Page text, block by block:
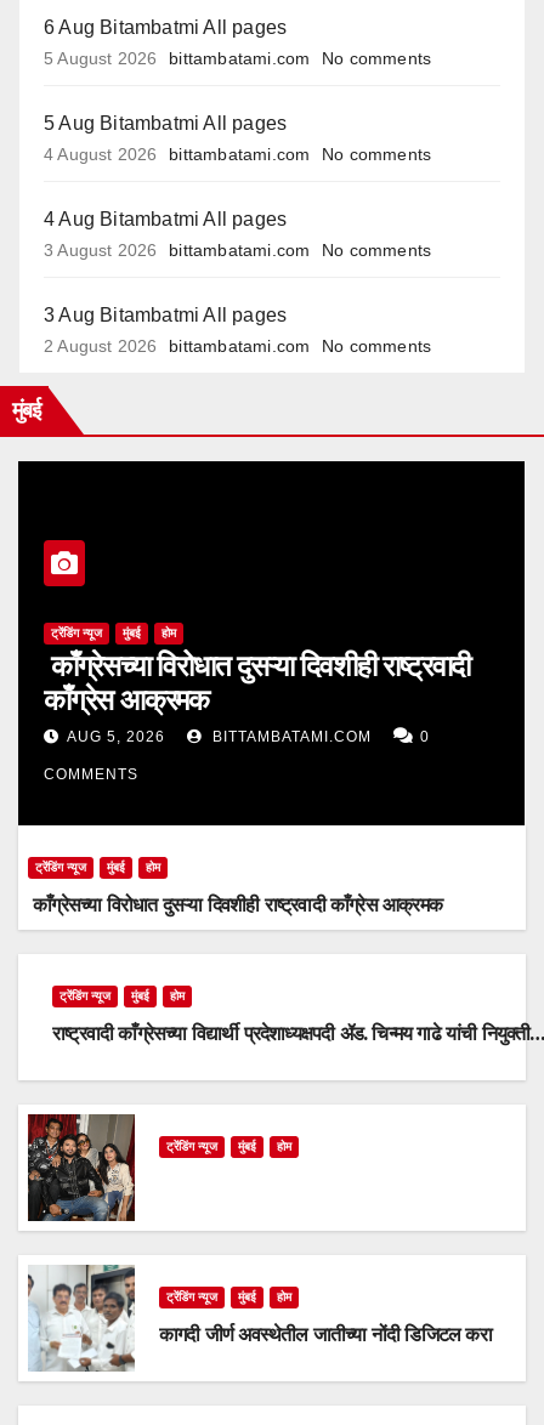
6 Aug Bitambatmi All pages
5 August 2026 bittambatami.com No comments
5 Aug Bitambatmi All pages
4 August 2026 bittambatami.com No comments
4 Aug Bitambatmi All pages
3 August 2026 bittambatami.com No comments
3 Aug Bitambatmi All pages
2 August 2026 bittambatami.com No comments
मुंबई
ट्रेंडिंग न्यूज मुंबई होम
काँग्रेसच्या विरोधात दुसऱ्या दिवशीही राष्ट्रवादी
काँग्रेस आक्रमक
AUG 5, 2026 BITTAMBATAMI.COM 0
COMMENTS
ट्रेंडिंग न्यूज मुंबई होम
काँग्रेसच्या विरोधात दुसऱ्या दिवशीही राष्ट्रवादी काँग्रेस आक्रमक
ट्रेंडिंग न्यूज मुंबई होम
राष्ट्रवादी काँग्रेसच्या विद्यार्थी प्रदेशाध्यक्षपदी ॲड. चिन्मय गाढे यांची नियुक्ती…
ट्रेंडिंग न्यूज मुंबई होम
ट्रेंडिंग न्यूज मुंबई होम
कागदी जीर्ण अवस्थेतील जातीच्या नोंदी डिजिटल करा